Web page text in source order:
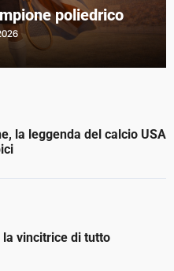
poliedrico
la leggenda del calcio USA
la vincitrice di tutto